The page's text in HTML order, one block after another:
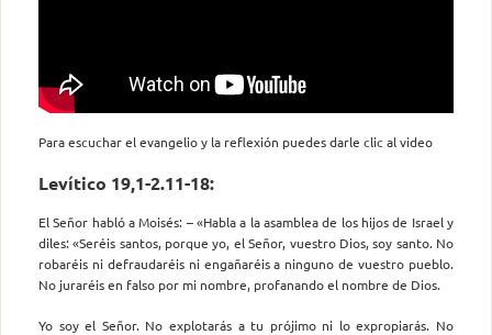
Para escuchar el evangelio y la reflexión puedes darle clic al video
Levítico 19,1-2.11-18:
El Señor habló a Moisés: – «Habla a la asamblea de los hijos de Israel y
diles: «Seréis santos, porque yo, el Señor, vuestro Dios, soy santo. No
robaréis ni defraudaréis ni engañaréis a ninguno de vuestro pueblo.
No juraréis en falso por mi nombre, profanando el nombre de Dios.
Yo soy el Señor. No explotarás a tu prójimo ni lo expropiarás. No